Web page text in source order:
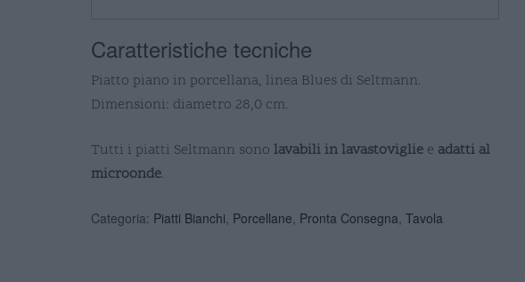
Caratteristiche tecniche
Piatto piano in porcellana, linea Blues di Seltmann.
Dimensioni: diametro 28,0 cm.
Tutti i piatti Seltmann sono lavabili in lavastoviglie e adatti al
microonde.
Categoria: Piatti Bianchi, Porcellane, Pronta Consegna, Tavola